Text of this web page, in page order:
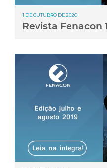
1 DE OUTUBRO DE 2020
Revista Fenacon